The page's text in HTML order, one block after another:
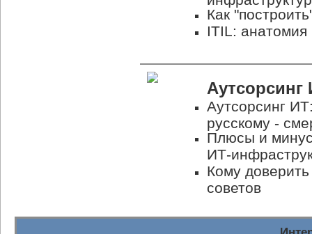
Как
ITIL: анатомия
Аутсорсинг
русскому -
Плюсы и
ИТ-
Кому
советов